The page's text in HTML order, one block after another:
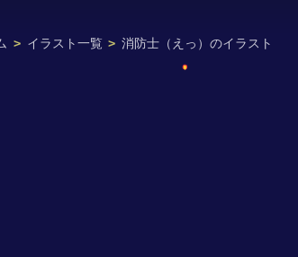
> イラスト一覧 > 消防士（えっ）のイラスト